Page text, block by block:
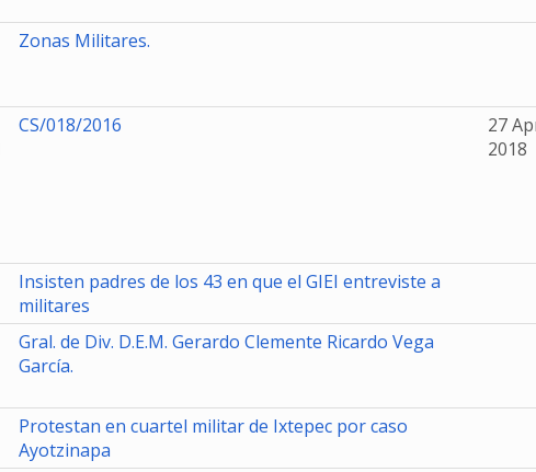
Zonas Militares.
CS/018/2016
27
2018
Insisten padres de los 43 en que el GIEI entreviste a
militares
Gral. de Div. D.E.M. Gerardo Clemente Ricardo Vega
García.
Protestan en cuartel militar de Ixtepec por caso
Ayotzinapa